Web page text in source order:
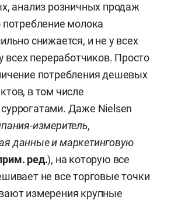
анализ розничных продаж
молока
снижается, и не у всех
всех переработчиков. Просто
потребления дешевых
в том числе
Даже Nielsen
измеритель,
данные и маркетинговую
ред.), на которую все
не все торговые точки
измерения крупные